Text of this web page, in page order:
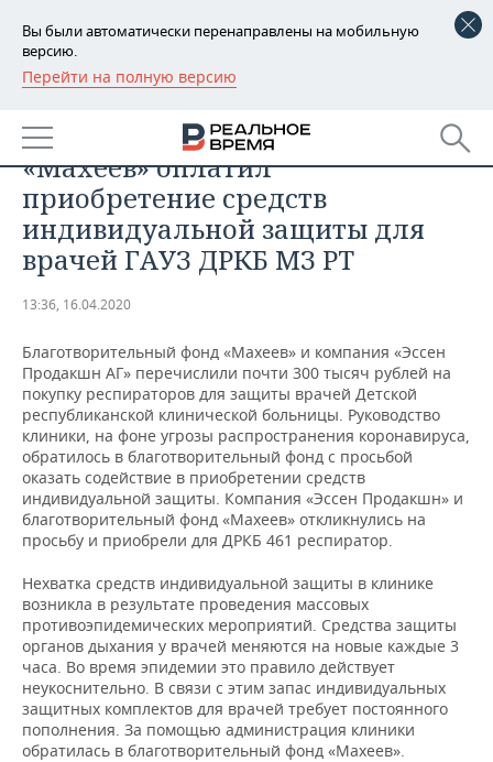
Вы были автоматически перенаправлены на мобильную
версию.
Перейти на полную версию
РЕГИОНЫ
БАШКОРТОСТАН
ТАТАРСТАН
УДМУРТИЯ
НОВОСТИ
АНАЛИТИКА
НОВОСТИ АНАЛИТИКИ
ДЕКЛАРАЦИИ О ДОХОДАХ
ВУЗЫ ТАТАРСТАНА
КОМУ ПРИНАДЛЕЖАТ
ТОРГОВЫЕ ЦЕНТРЫ
ТАТАРСТАНА
ЭКОНОМИКА
НОВОСТИ ЭКОНОМИКИ
БАНКИ
БЮДЖЕТ
ИНВЕСТИЦИИ
ПРОМЫШЛЕННОСТЬ
ПРОМЫШЛЕННОСТИ
АГРОПРОМ
МАШИНОСТРОЕНИЕ
НЕФТЕХИМИЯ
НЕФТЬ
ОПК
ЭНЕРГЕТИКА
НОВОСТИ НЕДВИЖИМОСТИ
АВТО
НОВОСТИ АВТО
БИЗНЕС
НОВОСТИ БИЗНЕСА
РОЗНИЧНАЯ ТОРГОВЛЯ
ТРАНСПОРТ
УСЛУГИ
ТЕХНОЛОГИИ
НОВОСТИ ТЕХНОЛОГИЙ
IT
МЕДИА
ТЕЛЕКОММУНИКАЦИИ
МЕРОПРИЯТИЯ
НОВОСТИ МЕРОПРИЯТИЙ
ВЫЕЗДНАЯ РЕДАКЦИЯ
БИЗНЕС-БРАНЧИ
ONLINE-КОНФЕРЕНЦИИ
СПОРТ
НОВОСТИ СПОРТА
ФУТБОЛ
ХОККЕЙ
ОБЩЕСТВО
НОВОСТИ ОБЩЕСТВА
ВЛАСТЬ
ФОТОГАЛЕРЕЯ
СЮЖЕТЫ
Благотворительный фонд
«Махеев» оплатил
приобретение средств
индивидуальной защиты для
врачей ГАУЗ ДРКБ МЗ РТ
13:36, 16.04.2020
Благотворительный фонд «Махеев» и компания «Эссен
Продакшн АГ» перечислили почти 300 тысяч рублей на
покупку респираторов для защиты врачей Детской
республиканской клинической больницы. Руководство
клиники, на фоне угрозы распространения коронавируса,
обратилось в благотворительный фонд с просьбой
оказать содействие в приобретении средств
индивидуальной защиты. Компания «Эссен Продакшн» и
благотворительный фонд «Махеев» откликнулись на
просьбу и приобрели для ДРКБ 461 респиратор.
Нехватка средств индивидуальной защиты в клинике
возникла в результате проведения массовых
противоэпидемических мероприятий. Средства защиты
органов дыхания у врачей меняются на новые каждые 3
часа. Во время эпидемии это правило действует
неукоснительно. В связи с этим запас индивидуальных
защитных комплектов для врачей требует постоянного
пополнения. За помощью администрация клиники
обратилась в благотворительный фонд «Махеев».